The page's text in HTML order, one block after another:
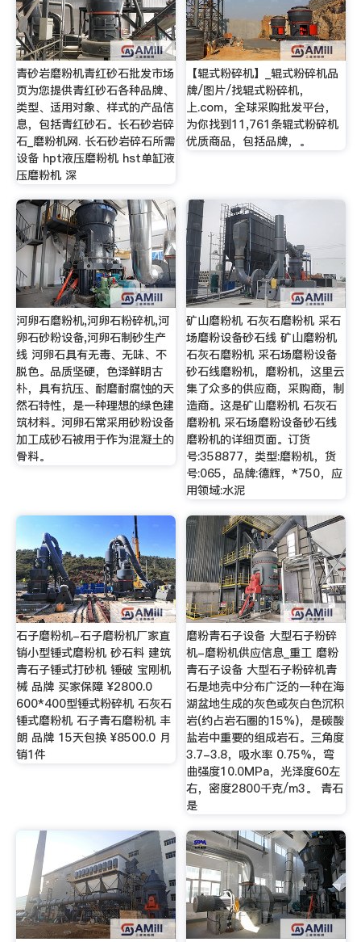
青砂岩磨粉机青红砂石批发市场
页为您提供青红砂石各种品牌、
类型、适用对象、样式的产品信
息，包括青红砂石。长石砂岩碎
石_磨粉机网. 长石砂岩碎石所需
设备 hpt液压磨粉机 hst单缸液
压磨粉机 深
【辊式粉碎机】_辊式粉碎机品
牌/图片/找辊式粉碎机，
上.com，全球采购批发平台，
为你找到11,761条辊式粉碎机
优质商品，包括品牌，。
河卵石磨粉机,河卵石粉碎机,河
卵石砂粉设备,河卵石制砂生产
线 河卵石具有无毒、无味、不
脱色。品质坚硬，色泽鲜明古
朴，具有抗压、耐磨耐腐蚀的天
然石特性，是一种理想的绿色建
筑材料。河卵石常采用砂粉设备
加工成砂石被用于作为混凝土的
骨料。
矿山磨粉机 石灰石磨粉机 采石
场磨粉设备砂石线 矿山磨粉机
石灰石磨粉机 采石场磨粉设备
砂石线磨粉机，磨粉机，这里云
集了众多的供应商，采购商，制
造商。这是矿山磨粉机 石灰石
磨粉机 采石场磨粉设备砂石线
磨粉机的详细页面。订货
号:358877，类型:磨粉机，货
号:065，品牌:德辉，*750，应
用领域:水泥
石子磨粉机-石子磨粉机厂家直
销小型锤式磨粉机 砂石料 建筑
青石子锤式打砂机 锤破 宝刚机
械 品牌 买家保障 ¥2800.0
600*400型锤式粉碎机 石灰石
锤式磨粉机 石子青石磨粉机 丰
朗 品牌 15天包换 ¥8500.0 月
销1件
磨粉青石子设备 大型石子粉碎
机-磨粉机供应信息_重工 磨粉
青石子设备 大型石子粉碎机青
石是地壳中分布广泛的一种在海
湖盆地生成的灰色或灰白色沉积
岩(约占岩石圈的15%)，是碳酸
盐岩中重要的组成岩石。三角度
3.7-3.8，吸水率 0.75%，弯
曲强度10.0MPa，光泽度60左
右，密度2800千克/m3。 青石
是